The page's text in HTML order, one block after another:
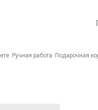
Ручная работа. Подарочная